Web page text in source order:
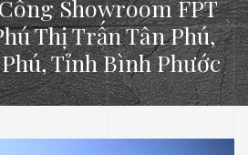
Showroom FPT
Thị Trấn Tân Phú,
Tỉnh Bình Phước